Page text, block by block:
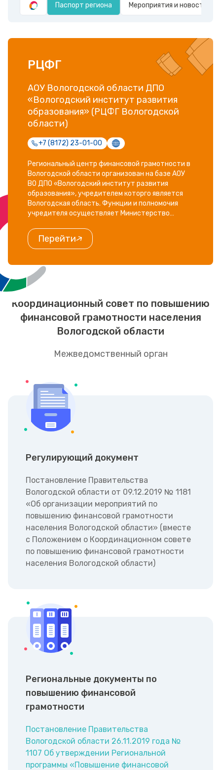
Паспорт региона Мероприятия и новости
РЦФГ
АОУ Вологодской области ДПО
«Вологодский институт развития
образования» (РЦФГ Вологодской
области)
+7 (8172) 23-01-00
Региональный центр финансовой грамотности в
Вологодской области организован на базе АОУ
ВО ДПО «Вологодский институт развития
образования», учредителем которго является
Вологодская область. Функции и полномочия
учредителя осуществляет Министерство
Перейти
Координационный совет по повышению
финансовой грамотности населения
Вологодской области
Межведомственный орган
Регулирующий документ
Постановление Правительства
Вологодской области от 09.12.2019 № 1181
«Об организации мероприятий по
повышению финансовой грамотности
населения Вологодской области» (вместе
с Положением о Координационном совете
по повышению финансовой грамотности
населения Вологодской области)
Региональные документы по
повышению финансовой
грамотности
Постановление Правительства
Вологодской области 26.11.2019 года №
1107 Об утверждении Региональной
программы «Повышение финансовой